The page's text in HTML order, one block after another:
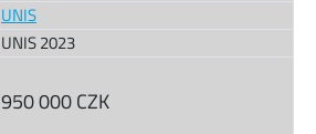
UNIS
UNIS 2023
950 000 CZK